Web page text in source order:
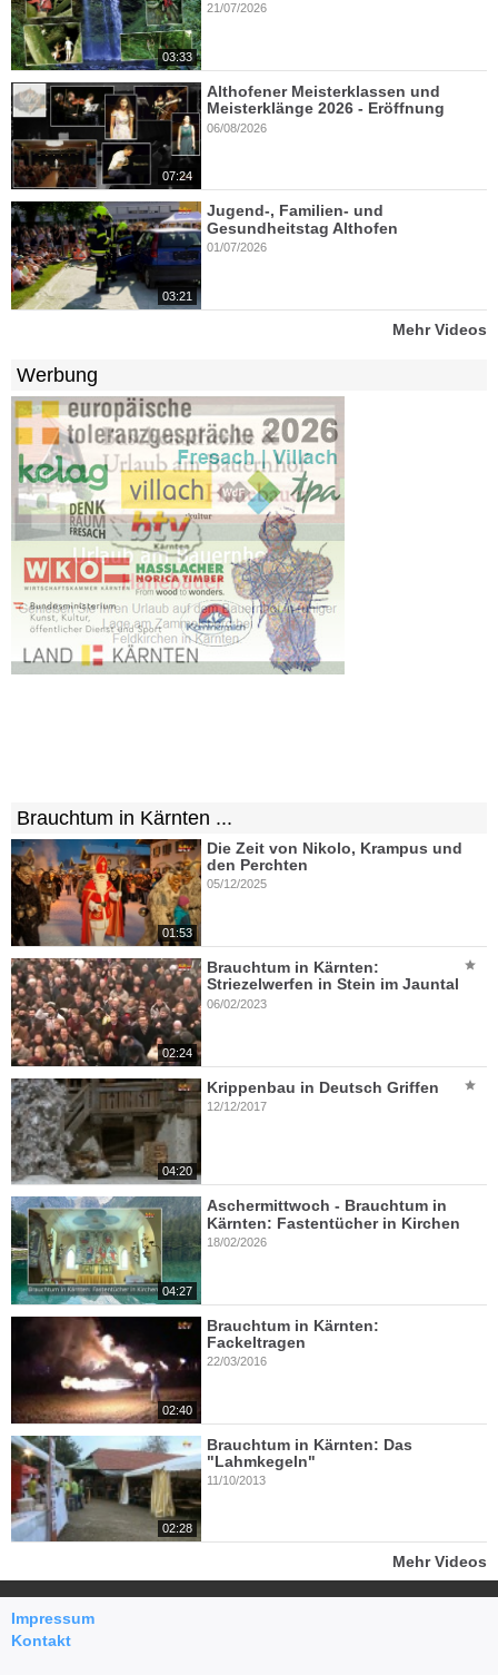
03:33
21/07/2026
07:24
Althofener Meisterklassen und
Meisterklänge 2026 - Eröffnung
06/08/2026
03:21
Jugend-, Familien- und
Gesundheitstag Althofen
01/07/2026
Mehr Videos
Werbung
Brauchtum in Kärnten ...
01:53
Die Zeit von Nikolo, Krampus und
den Perchten
05/12/2025
02:24
Brauchtum in Kärnten:
Striezelwerfen in Stein im Jauntal
06/02/2023
04:20
Krippenbau in Deutsch Griffen
12/12/2017
04:27
Aschermittwoch - Brauchtum in
Kärnten: Fastentücher in Kirchen
18/02/2026
02:40
Brauchtum in Kärnten:
Fackeltragen
22/03/2016
02:28
Brauchtum in Kärnten: Das
"Lahmkegeln"
11/10/2013
Mehr Videos
Impressum
Kontakt